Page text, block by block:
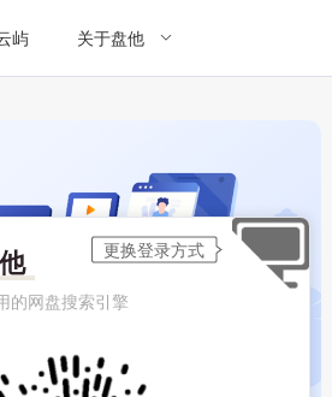
屿 关于盘他
的网盘搜索引擎